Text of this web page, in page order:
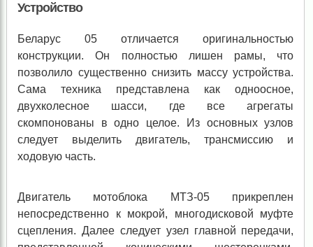
Устройство
Беларус 05 отличается оригинальностью
конструкции. Он полностью лишен рамы, что
позволило существенно снизить массу устройства.
Сама техника представлена как одноосное,
двухколесное шасси, где все агрегаты
скомпонованы в одно целое. Из основных узлов
следует выделить двигатель, трансмиссию и
ходовую часть.
Двигатель мотоблока МТЗ-05 прикреплен
непосредственно к мокрой, многодисковой муфте
сцепления. Далее следует узел главной передачи,